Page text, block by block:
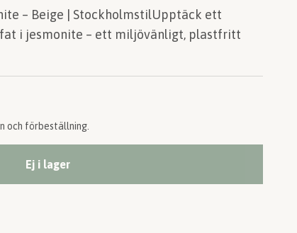
– Beige | StockholmstilUpptäck ett
i jesmonite – ett miljövänligt, plastfritt
och förbeställning.
Ej i lager